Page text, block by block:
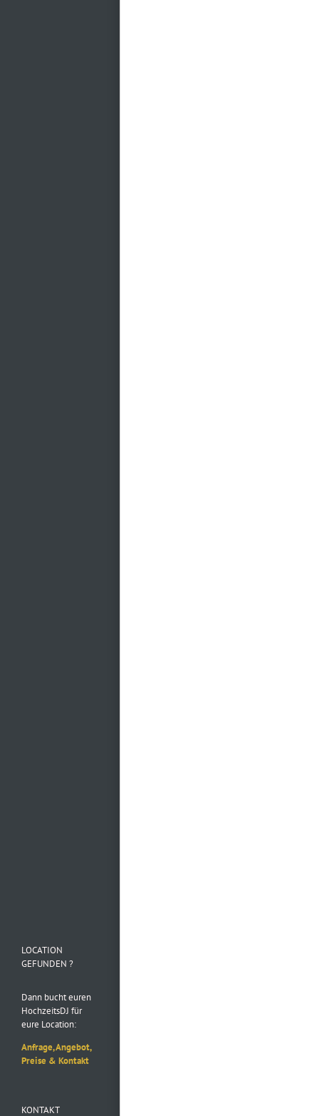
LOCATION
GEFUNDEN ?
Dann bucht euren
HochzeitsDJ für
eure Location:
Anfrage, Angebot,
Preise & Kontakt
KONTAKT